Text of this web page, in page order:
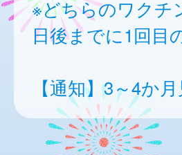
※どちらのワクチ
日後までに1回目
【通知】3～4か